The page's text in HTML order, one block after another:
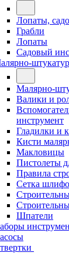
Лопаты,
Грабли
Лопаты
Садовый
Малярно-
Валики и
инструмент
Гладилки и
Кисти
Макловицы
Пистолеты
Правила
Сетка
Шпатели